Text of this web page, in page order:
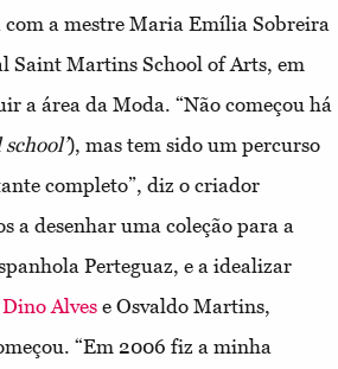
a mestre Maria Emília Sobreira
Saint Martins School of Arts, em
a área da Moda. “Não começou há
school’), mas tem sido um percurso
completo”, diz o criador
a desenhar uma coleção para a
Perteguaz, e a idealizar
Dino Alves e Osvaldo Martins,
“Em 2006 fiz a minha